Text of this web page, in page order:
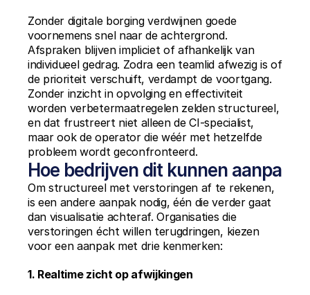
Zonder digitale borging verdwijnen goede
voornemens snel naar de achtergrond.
Afspraken blijven impliciet of afhankelijk van
individueel gedrag. Zodra een teamlid afwezig is of
de prioriteit verschuift, verdampt de voortgang.
Zonder inzicht in opvolging en effectiviteit
worden verbetermaatregelen zelden structureel,
en dat frustreert niet alleen de CI-specialist,
maar ook de operator die wéér met hetzelfde
probleem wordt geconfronteerd.
Hoe bedrijven dit kunnen
Om structureel met verstoringen af te rekenen,
is een andere aanpak nodig, één die verder gaat
dan visualisatie achteraf. Organisaties die
verstoringen écht willen terugdringen, kiezen
voor een aanpak met drie kenmerken:
1. Realtime zicht op afwijkingen